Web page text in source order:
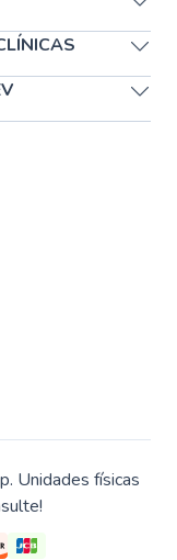
Unidades físicas